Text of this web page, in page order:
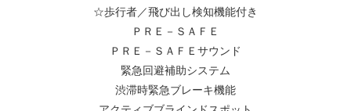
☆歩行者／飛び出し検知機能付き
ＰＲＥ－ＳＡＦＥ
ＰＲＥ－ＳＡＦＥサウンド
緊急回避補助システム
渋滞時緊急ブレーキ機能